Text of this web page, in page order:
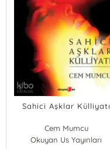
Sahici Aşklar Külliyatı
Cem Mumcu
Okuyan Us Yayınları